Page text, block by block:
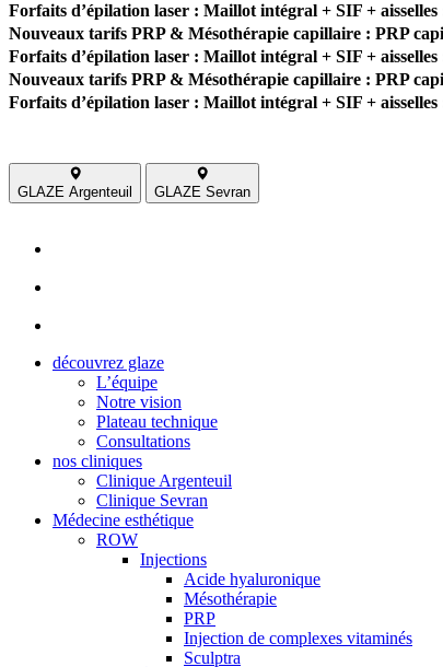
Forfaits d’épilation laser : Maillot intégral + SIF + aisselles
Nouveaux tarifs PRP & Mésothérapie capillaire : PRP
Forfaits d’épilation laser : Maillot intégral + SIF + aisselles
Nouveaux tarifs PRP & Mésothérapie capillaire : PRP
Forfaits d’épilation laser : Maillot intégral + SIF + aisselles
GLAZE Argenteuil GLAZE Sevran
découvrez glaze
L’équipe
Notre vision
Plateau technique
Consultations
nos cliniques
Clinique Argenteuil
Clinique Sevran
Médecine esthétique
ROW
Injections
Acide hyaluronique
Mésothérapie
PRP
Injection de complexes vitaminés
Sculptra